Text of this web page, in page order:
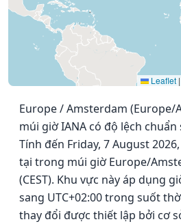
Leaflet |
Europe / Amsterdam
múi giờ IANA có độ lệch chuẩn
Tính đến Friday, 7 August
tại trong múi giờ Europe/
(CEST). Khu vực này áp dụng
sang UTC+02:00 trong suốt
thay đổi được thiết lập bởi cơ